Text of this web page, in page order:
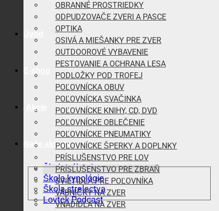
Akcie
Naše aktivity
Škola vábenia
Škola kynológie
Škola strelectva
Lovtek Podcast
OBRANNÉ PROSTRIEDKY
ODPUDZOVAČE ZVERI A PASCE
OPTIKA
OSIVÁ A MIEŠANKY PRE ZVER
OUTDOOROVÉ VYBAVENIE
PESTOVANIE A OCHRANA LESA
PODLOŽKY POD TROFEJ
POĽOVNÍCKA OBUV
POĽOVNÍCKA SVAČINKA
POĽOVNÍCKE KNIHY, CD, DVD
POĽOVNÍCKE OBLEČENIE
POĽOVNÍCKE PNEUMATIKY
POĽOVNÍCKE ŠPERKY A DOPLNKY
PRÍSLUŠENSTVO PRE LOV
PRÍSLUŠENSTVO PRE ZBRAŇ
SVIETIDLÁ PRE POĽOVNÍKA
VÁBNIČKY NA ZVER
VNADIDLÁ NA ZVER